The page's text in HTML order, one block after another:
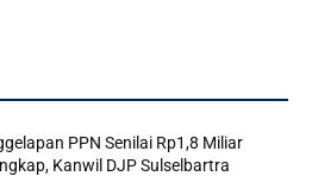
PPN Senilai Rp1,8 Miliar
Kanwil DJP Sulselbartra